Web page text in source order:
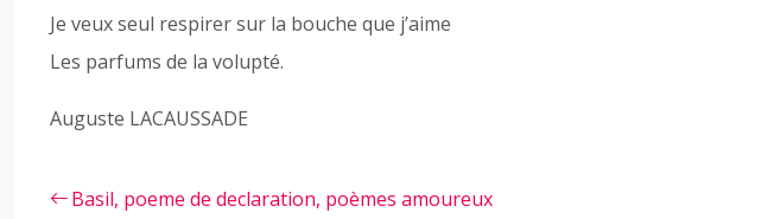
Je veux seul respirer sur la bouche que j’aime
Les parfums de la volupté.
Auguste LACAUSSADE
Basil, poeme de declaration, poèmes amoureux